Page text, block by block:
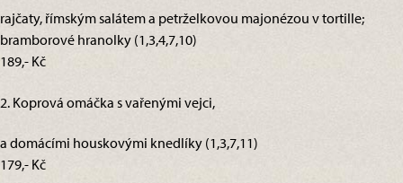
rajčaty, římským salátem a petrželkovou majonézou v tortille;
bramborové hranolky (1,3,4,7,10)
189,- Kč
2. Koprová omáčka s vařenými vejci,
a domácími houskovými knedlíky (1,3,7,11)
179,- Kč